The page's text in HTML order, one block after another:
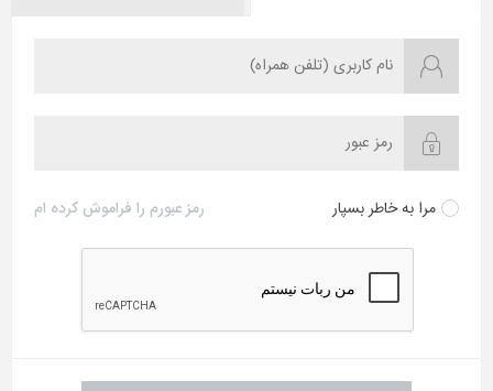
مرا به خاطر بسپار رمز عبورم را فراموش کرده ام